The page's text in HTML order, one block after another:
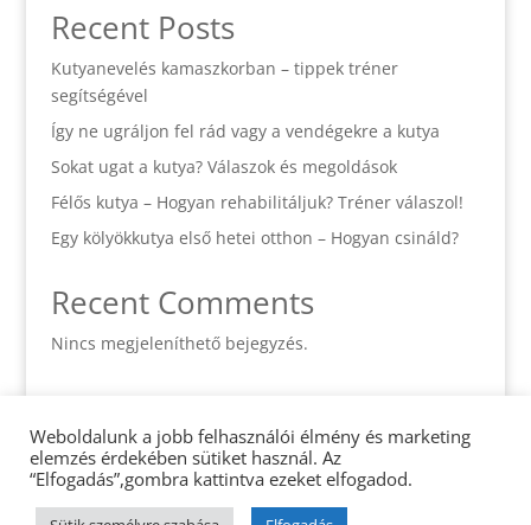
Recent Posts
Kutyanevelés kamaszkorban – tippek tréner
segítségével
Így ne ugráljon fel rád vagy a vendégekre a kutya
Sokat ugat a kutya? Válaszok és megoldások
Félős kutya – Hogyan rehabilitáljuk? Tréner válaszol!
Egy kölyökkutya első hetei otthon – Hogyan csináld?
Recent Comments
Nincs megjeleníthető bejegyzés.
Impresszum
Cookie Policy
Adatvédelmi tájékoztató
Tudástár
Weboldalunk a jobb felhasználói élmény és marketing
elemzés érdekében sütiket használ. Az
“Elfogadás”,gombra kattintva ezeket elfogadod.